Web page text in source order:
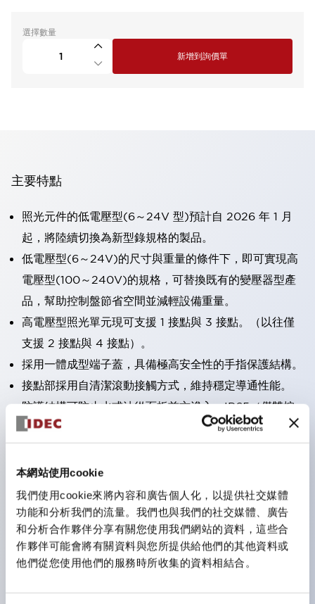
本網站使用cookie
我們使用cookie來將內容和廣告個人化，以提供社交媒體
功能和分析我們的流量。我們也與我們的社交媒體、廣告
和分析合作夥伴分享有關您使用我們網站的資料，這些合
作夥伴可能會將有關資料與您所提供給他們的其他資料或
他們從您使用他們的服務時所收集的資料相結合。
選擇數量
新增到詢價單
主要特點
照光元件的低電壓型(6～24V 型)預計自 2026 年 1 月
起，將陸續切換為新型錄規格的製品。
低電壓型(6～24V)的尺寸與重量的條件下，即可實現高
電壓型(100～240V)的規格，可替換既有的變壓器型產
品，幫助控制盤節省空間並減輕設備重量。
高電壓型照光單元現可支援 1 接點與 3 接點。（以往僅
支援 2 接點與 4 接點）。
採用一體成型端子蓋，具備極高安全性的手指保護結構。
接點部採用自清潔滾動接觸方式，維持穩定導通性能。
防護結構可防止水或油從面板前方滲入：IP65（僅雙按
鈕開關為 IP40）。
三種功能集結於一顆開關。
完整支援全球各地需求的多種電壓規格。
一顆 LED 燈泡即可呈現六種顏色（LSRD 燈泡）。以往
需分色管理的 LED 燈泡，如今可用單一顆燈泡呈現多種
顏色。
示燈的亮燈/熄燈狀態，以及點燈時的顏色識別。